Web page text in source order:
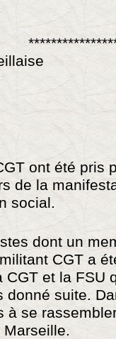
ont été pris
de la
social.
dont un
CGT a
et la FSU
donné suite.
à se